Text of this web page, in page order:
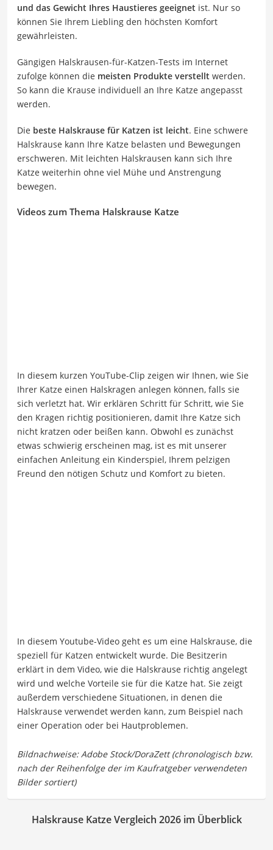
und das Gewicht Ihres Haustieres geeignet ist. Nur so
können Sie Ihrem Liebling den höchsten Komfort
gewährleisten.
Gängigen Halskrausen-für-Katzen-Tests im Internet
zufolge können die meisten Produkte verstellt werden.
So kann die Krause individuell an Ihre Katze angepasst
werden.
Die beste Halskrause für Katzen ist leicht. Eine schwere
Halskrause kann Ihre Katze belasten und Bewegungen
erschweren. Mit leichten Halskrausen kann sich Ihre
Katze weiterhin ohne viel Mühe und Anstrengung
bewegen.
Videos zum Thema Halskrause Katze
In diesem kurzen YouTube-Clip zeigen wir Ihnen, wie Sie
Ihrer Katze einen Halskragen anlegen können, falls sie
sich verletzt hat. Wir erklären Schritt für Schritt, wie Sie
den Kragen richtig positionieren, damit Ihre Katze sich
nicht kratzen oder beißen kann. Obwohl es zunächst
etwas schwierig erscheinen mag, ist es mit unserer
einfachen Anleitung ein Kinderspiel, Ihrem pelzigen
Freund den nötigen Schutz und Komfort zu bieten.
In diesem Youtube-Video geht es um eine Halskrause, die
speziell für Katzen entwickelt wurde. Die Besitzerin
erklärt in dem Video, wie die Halskrause richtig angelegt
wird und welche Vorteile sie für die Katze hat. Sie zeigt
außerdem verschiedene Situationen, in denen die
Halskrause verwendet werden kann, zum Beispiel nach
einer Operation oder bei Hautproblemen.
Halskrause Katze Vergleich 2026 im Überblick